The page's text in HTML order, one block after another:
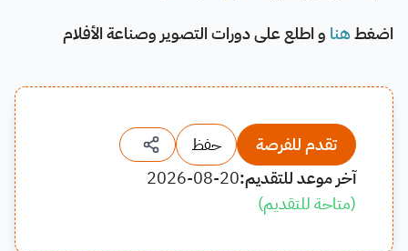
اضغطهنا و اطلع على دورات التصوير وصناعة الأفلام
تقدم للفرصة
حفظ
آخر موعد للتقديم:2026-08-20
(متاحة للتقديم)